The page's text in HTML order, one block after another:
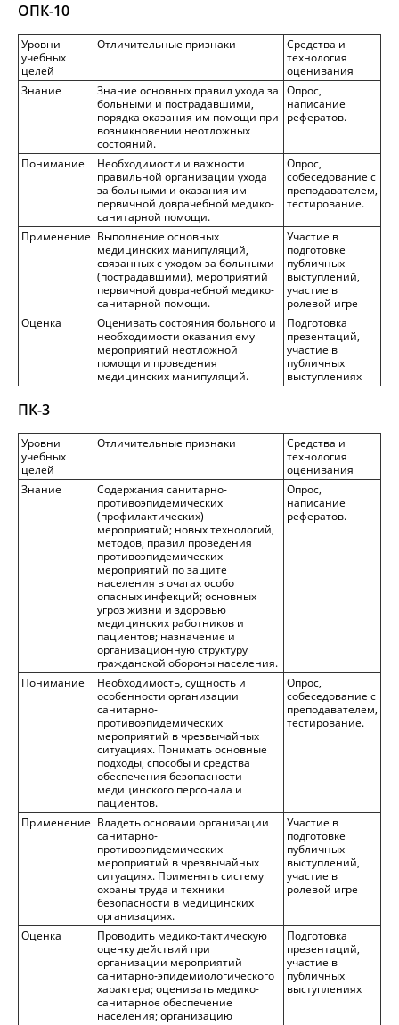
ОПК-10
Уровни
учебных
целей
Отличительные признаки
Средства и
технология
оценивания
Знание
Знание основных правил ухода за
больными и пострадавшими,
порядка оказания им помощи при
возникновении неотложных
состояний.
Опрос,
написание
рефератов.
Понимание
Необходимости и важности
правильной организации ухода
за больными и оказания им
первичной доврачебной медико-
санитарной помощи.
Опрос,
собеседование с
преподавателем,
тестирование.
Применение Выполнение основных
медицинских манипуляций,
связанных с уходом за больными
(пострадавшими), мероприятий
первичной доврачебной медико-
санитарной помощи.
Участие в
подготовке
публичных
выступлений,
участие в
ролевой игре
Оценка
Оценивать состояния больного и
необходимости оказания ему
мероприятий неотложной
помощи и проведения
медицинских манипуляций.
Подготовка
презентаций,
участие в
публичных
выступлениях
ПК-3
Уровни
учебных
целей
Отличительные признаки
Средства и
технология
оценивания
Знание
Содержания санитарно-
противоэпидемических
(профилактических)
мероприятий; новых технологий,
методов, правил проведения
противоэпидемических
мероприятий по защите
населения в очагах особо
опасных инфекций; основных
угроз жизни и здоровью
медицинских работников и
пациентов; назначение и
организационную структуру
гражданской обороны населения.
Опрос,
написание
рефератов.
Понимание
Необходимость, сущность и
особенности организации
санитарно-
противоэпидемических
мероприятий в чрезвычайных
ситуациях. Понимать основные
подходы, способы и средства
обеспечения безопасности
медицинского персонала и
пациентов.
Опрос,
собеседование с
преподавателем,
тестирование.
Применение Владеть основами организации
санитарно-
противоэпидемических
мероприятий в чрезвычайных
ситуациях. Применять систему
охраны труда и техники
безопасности в медицинских
организациях.
Участие в
подготовке
публичных
выступлений,
участие в
ролевой игре
Оценка
Проводить медико-тактическую
оценку действий при
организации мероприятий
санитарно-эпидемиологического
характера; оценивать медико-
санитарное обеспечение
населения; организацию
Подготовка
презентаций,
участие в
публичных
выступлениях